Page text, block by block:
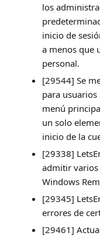
los
inicio de
a menos que
personal.
[29544] Se
para
menú
un solo
inicio de la
[29338]
admitir varios
Windows
[29345]
errores de
[29461]